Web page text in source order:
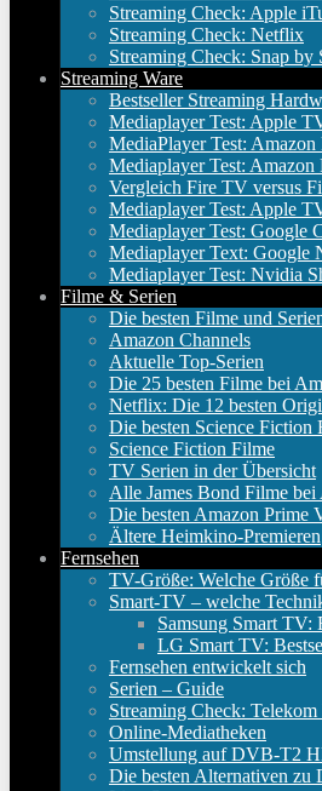
Streaming Check: Apple
Streaming Check: Netflix
Streaming Check: Snap by
Streaming Ware
Bestseller Streaming
Mediaplayer Test: Apple
MediaPlayer Test:
Mediaplayer Test:
Vergleich Fire TV versus
Mediaplayer Test: Apple
Mediaplayer Test: Google
Mediaplayer Text: Google
Mediaplayer Test: Nvidia
Filme & Serien
Die besten Filme und
Amazon Channels
Aktuelle Top-Serien
Die 25 besten Filme bei
Netflix: Die 12 besten
Die besten Science Fiction
Science Fiction Filme
TV Serien in der Übersicht
Alle James Bond Filme
Die besten Amazon Prime
Ältere Heimkino-Premieren
Fernsehen
TV-Größe: Welche Größe
Smart-TV – welche
Samsung Smart TV:
LG Smart TV:
Fernsehen entwickelt sich
Serien – Guide
Streaming Check: Telekom
Online-Mediatheken
Umstellung auf DVB-T2
Die besten Alternativen zu